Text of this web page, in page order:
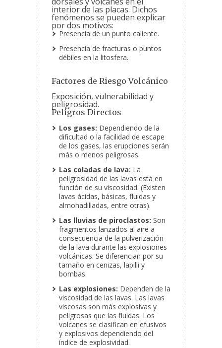
interior de las placas. Dichos
fenómenos se pueden explicar
por dos motivos:
Presencia de un punto caliente.
Presencia de fracturas o puntos
débiles en la litosfera.
Factores de Riesgo Volcánico
Exposición, vulnerabilidad y
peligrosidad.
Peligros Directos
Los gases: Dependiendo de la
dificultad o la facilidad de escape
de los gases, las erupciones serán
más o menos peligrosas.
Las coladas de lava: La
peligrosidad de las lavas está en
función de su viscosidad. (Existen
lavas ácidas, básicas, fluidas y
almohadilladas, entre otras).
Las lluvias de piroclastos: Son
fragmentos lanzados al aire a
consecuencia de la pulverización
de la lava durante las explosiones
volcánicas. Se diferencian por su
tamaño en cenizas, lapilli y
bombas.
Las explosiones: Dependen de la
viscosidad de las lavas. Las lavas
viscosas son más explosivas y
peligrosas que las fluidas. Los
volcanes se clasifican en efusivos
y explosivos dependiendo del
índice de explosividad.